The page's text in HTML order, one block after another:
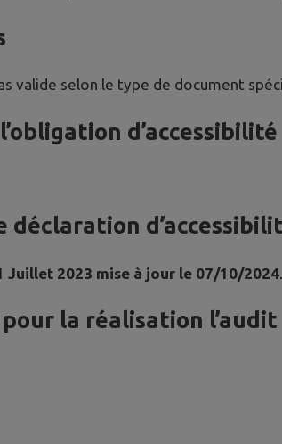
valide selon le type de document
d’accessibilité
déclaration
Juillet 2023 mise à jour le 07/10/2024
la réalisation l’audit